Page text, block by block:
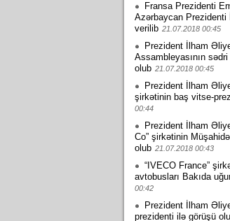
Fransa Prezidenti
Azərbaycan
verilib 21.07.2018 00:45
Prezident İlham
Assambleyasının
olub 21.07.2018 00:45
Prezident İlham
şirkətinin baş vitse-
00:44
Prezident İlham
Co” şirkətinin
olub 21.07.2018 00:43
“IVECO France”
avtobusları Bakıda
00:42
Prezident İlham
prezidenti ilə görüşü